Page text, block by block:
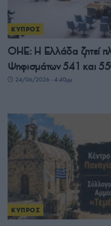
ΚΥΠΡΟΣ
ΟΗΕ: Η Ελλάδα ζητεί
Ψηφισμάτων 541 και
24/06/2026 - 4:40μμ
ΚΥΠΡΟΣ